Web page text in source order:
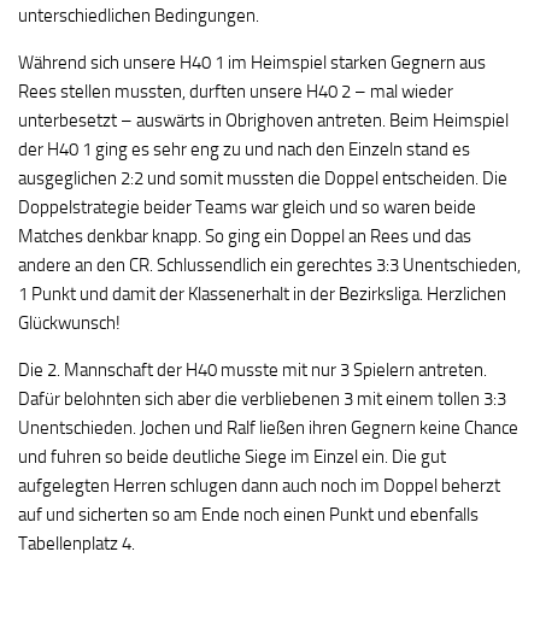
unterschiedlichen Bedingungen.
Während sich unsere H40 1 im Heimspiel starken Gegnern aus
Rees stellen mussten, durften unsere H40 2 – mal wieder
unterbesetzt – auswärts in Obrighoven antreten. Beim Heimspiel
der H40 1 ging es sehr eng zu und nach den Einzeln stand es
ausgeglichen 2:2 und somit mussten die Doppel entscheiden. Die
Doppelstrategie beider Teams war gleich und so waren beide
Matches denkbar knapp. So ging ein Doppel an Rees und das
andere an den CR. Schlussendlich ein gerechtes 3:3 Unentschieden,
1 Punkt und damit der Klassenerhalt in der Bezirksliga. Herzlichen
Glückwunsch!
Die 2. Mannschaft der H40 musste mit nur 3 Spielern antreten.
Dafür belohnten sich aber die verbliebenen 3 mit einem tollen 3:3
Unentschieden. Jochen und Ralf ließen ihren Gegnern keine Chance
und fuhren so beide deutliche Siege im Einzel ein. Die gut
aufgelegten Herren schlugen dann auch noch im Doppel beherzt
auf und sicherten so am Ende noch einen Punkt und ebenfalls
Tabellenplatz 4.